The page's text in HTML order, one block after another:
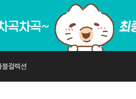
블컬렉션